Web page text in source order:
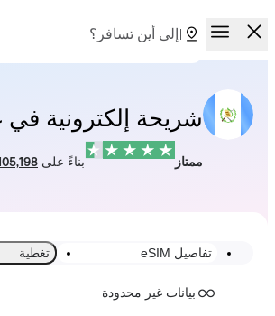
شريحة إلكترونية في
بناءً على105,198 مراجعة
تفاصيل eSIM تغطية
بيانات غير محدودة